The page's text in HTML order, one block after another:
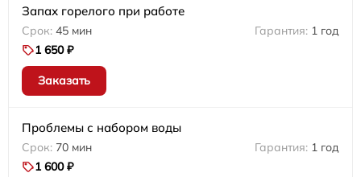
Запах горелого при работе
45 мин
1 год
1 650 ₽
Заказать
Проблемы с набором воды
70 мин
1 год
1 600 ₽